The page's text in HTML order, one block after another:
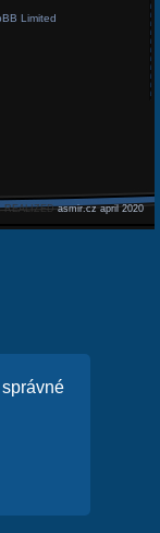
Limited
REALIZEDasmir.cz april 2020